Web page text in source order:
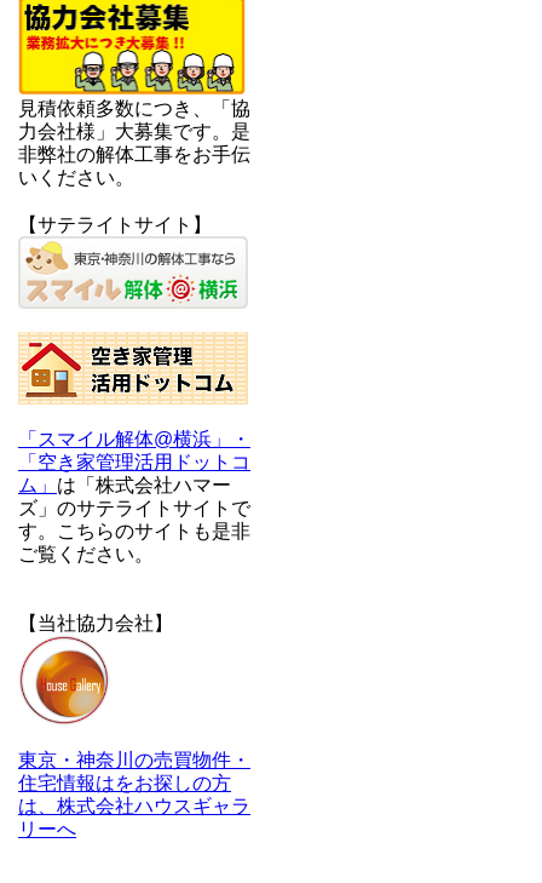
見積依頼多数につき、「協
力会社様」大募集です。是
非弊社の解体工事をお手伝
いください。
【サテライトサイト】
「スマイル解体@横浜」・
「空き家管理活用ドットコ
ム」 は「株式会社ハマー
ズ」のサテライトサイトで
す。こちらのサイトも是非
ご覧ください。
【当社協力会社】
東京・神奈川の売買物件・
住宅情報はをお探しの方
は、株式会社ハウスギャラ
リーへ